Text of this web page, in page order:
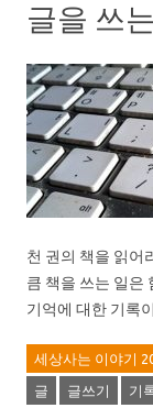
글을 쓰
천 권의 책을 읽어
큼 책을 쓰는 일은
기억에 대한 기록
세상사는 이야기
글 글쓰기 기